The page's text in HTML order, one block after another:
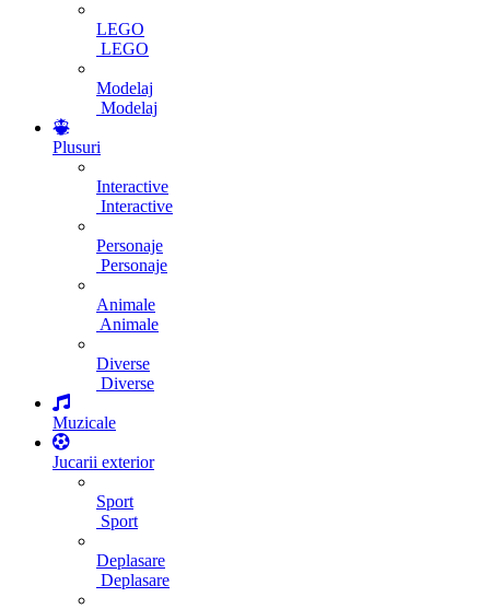
LEGO
LEGO
Modelaj
Modelaj
Plusuri
Interactive
Interactive
Personaje
Personaje
Animale
Animale
Diverse
Diverse
Muzicale
Jucarii exterior
Sport
Sport
Deplasare
Deplasare